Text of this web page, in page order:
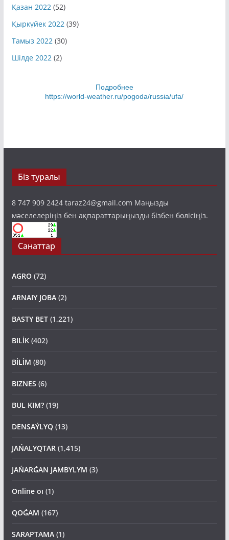
Қазан 2022(52)
Қыркүйек 2022(39)
Тамыз 2022(30)
Шілде 2022(2)
Подробнее
https://world-weather.ru/pogoda/russia/ufa/
Біз туралы
8 747 909 2424 taraz24@gmail.com Маңызды
мәселелеріңіз бен ақпараттарыңызды бізбен бөлісіңіз.
Санаттар
AGRO (72)
ARNAIY JOBA(2)
BASTY BET (1,221)
BILİK(402)
BİLİM (80)
BIZNES (6)
BUL KIM? (19)
DENSAÝLYQ (13)
JAŃALYQTAR(1,415)
JAŃARǴAN JAMBYLYM (3)
Online oı (1)
QOǴAM (167)